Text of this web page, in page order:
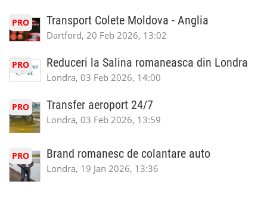
PRO Transport Colete Moldova - Anglia
Dartford, 20 Feb 2026, 13:02
PRO Reduceri la Salina romaneasca din Londra
Londra, 03 Feb 2026, 14:00
PRO Transfer aeroport 24/7
Londra, 03 Feb 2026, 13:59
PRO Brand romanesc de colantare auto
Londra, 19 Jan 2026, 13:36